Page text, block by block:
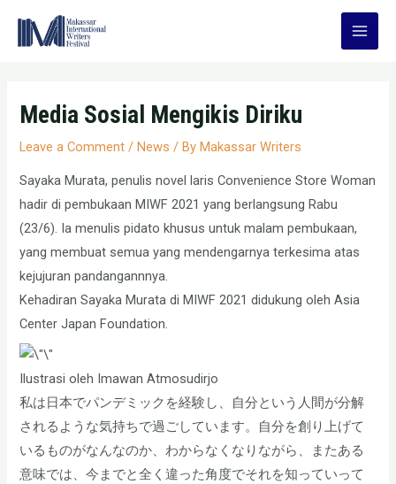
Main
Media Sosial Mengikis Diriku
Leave a Comment /News / ByMakassar Writers
Sayaka Murata, penulis novel laris Convenience Store Woman
hadir di pembukaan MIWF 2021 yang berlangsung Rabu
(23/6). Ia menulis pidato khusus untuk malam pembukaan,
yang membuat semua yang mendengarnya terkesima atas
kejujuran pandangannnya.
Kehadiran Sayaka Murata di MIWF 2021 didukung oleh Asia
Center Japan Foundation.
Ilustrasi oleh Imawan Atmosudirjo
私は日本でパンデミックを経験し、自分という人間が分解
されるような気持ちで過ごしています。自分を創り上げて
いるものがなんなのか、わからなくなりながら、またある
意味では、今までと全く違った角度でそれを知っていって